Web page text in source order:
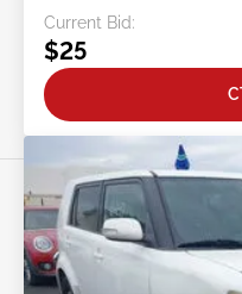
Current Bid:
$25